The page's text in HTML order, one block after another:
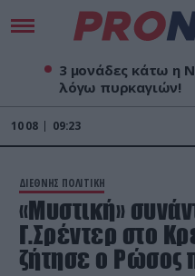
3 μονάδες κάτω η
λόγω πυρκαγιών!
10 08 09:23
ΔΙΕΘΝΗΣ ΠΟΛΙΤΙΚΗ
«Μυστική»
Γ.Σρέντερ στο
ζήτησε ο Ρώσος